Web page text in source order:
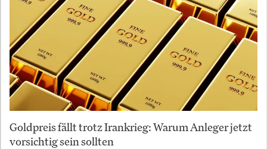
Goldpreis fällt trotz Irankrieg: Warum Anleger jetzt
vorsichtig sein sollten